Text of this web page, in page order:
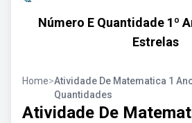
Número E Quantidade 1º
Estrelas
Home>Atividade De Matematica 1
Quantidades
Atividade De